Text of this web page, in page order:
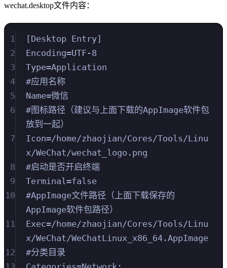
wechat.desktop文件内容：
1
[Desktop Entry]
2
Encoding=UTF-8
3
Type=Application
4
#应用名称
5
Name=微信
6
#图标路径（建议与上面下载的AppImage软件包
放到一起）
7
Icon=/home/zhaojian/Cores/Tools/Linu
x/WeChat/wechat_logo.png
8
#启动是否开启终端
9
Terminal=false
10
#AppImage文件路径（上面下载保存的
AppImage软件包路径）
11
Exec=/home/zhaojian/Cores/Tools/Linu
x/WeChat/WeChatLinux_x86_64.AppImage
12
#分类目录